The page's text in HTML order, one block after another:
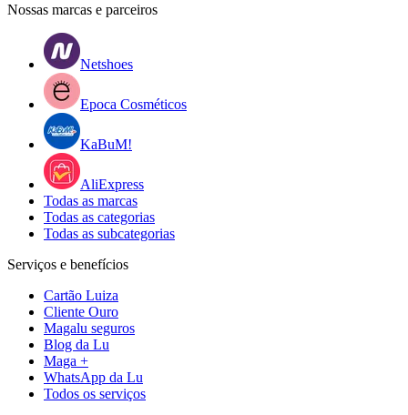
Nossas marcas e parceiros
Netshoes
Epoca Cosméticos
KaBuM!
AliExpress
Todas as marcas
Todas as categorias
Todas as subcategorias
Serviços e benefícios
Cartão Luiza
Cliente Ouro
Magalu seguros
Blog da Lu
Maga +
WhatsApp da Lu
Todos os serviços